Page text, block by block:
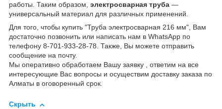
работы. Таким образом, электросварная труба —
универсальный материал для различных применений.
Для того, чтобы купить "Труба электросварная 216 мм", Вам
достаточно позвонить или написать нам в WhatsApp по
телефону 8-701-933-28-78. Также, Вы можете отправить
сообщение на почту.
Мы оперативно обработаем Вашу заявку , ответим на все
интересующие Вас вопросы и осуществим доставку заказа по
Алматы в оговоренный срок.
Скрыть